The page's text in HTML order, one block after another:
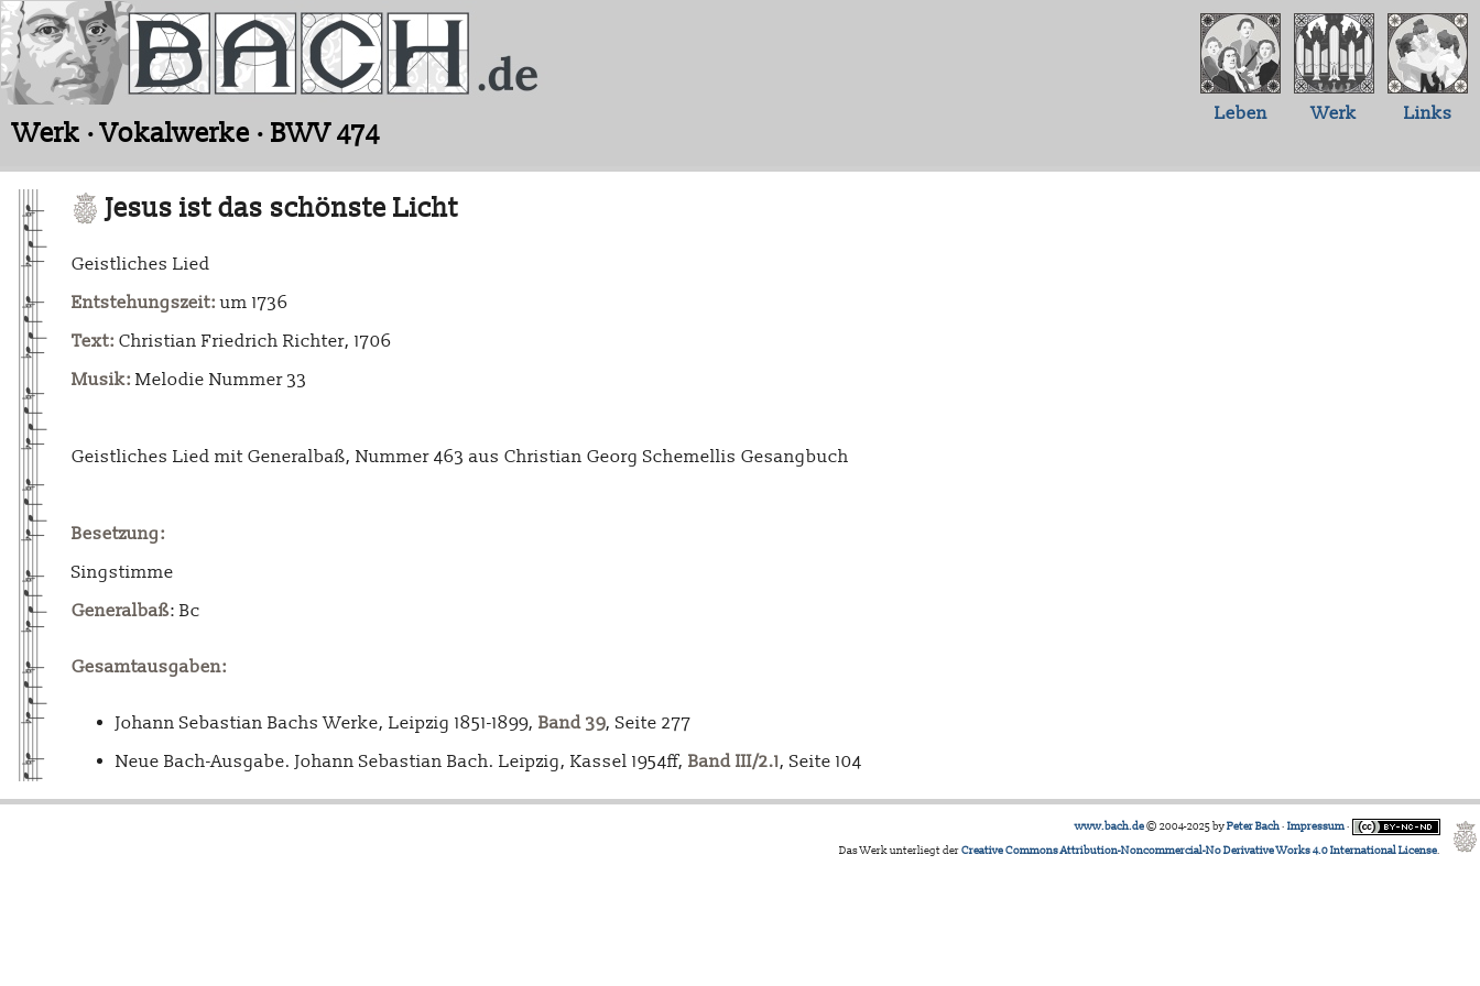
Werk · Vokalwerke · BWV 474
Leben Werk Links
Jesus ist das schönste Licht
Geistliches Lied
Entstehungszeit: um 1736
Text: Christian Friedrich Richter, 1706
Musik: Melodie Nummer 33
Geistliches Lied mit Generalbaß, Nummer 463 aus Christian Georg Schemellis Gesangbuch
Besetzung:
Singstimme
Generalbaß: Bc
Gesamtausgaben:
Johann Sebastian Bachs Werke, Leipzig 1851-1899, Band 39, Seite 277
Neue Bach-Ausgabe. Johann Sebastian Bach. Leipzig, Kassel 1954ff, Band III/2.1, Seite 104
www.bach.de© 2004-2025 byPeter Bach· Impressum·
Das Werk unterliegt derCreative Commons Attribution-Noncommercial-No Derivative Works 4.0 International License.